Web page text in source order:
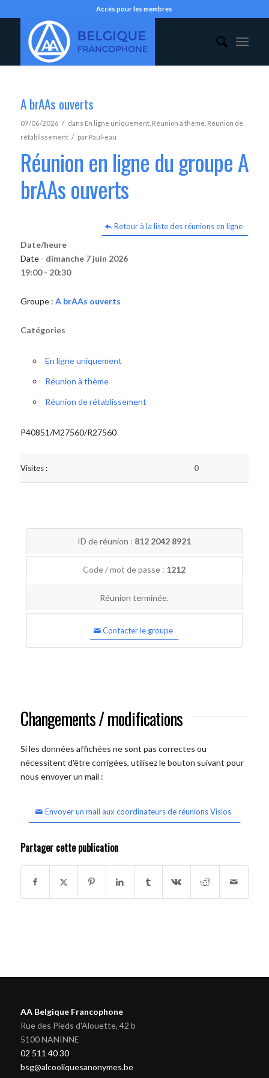
Accès pour les membres
A brAAs ouverts
07/06/2026 / dans En ligne uniquement, Réunion à thème Réunion de
rétablissement / par Paul-eau
Réunion en ligne du groupe A
brAAs ouverts
Retour à la liste des réunions en ligne
Date/heure
Date - dimanche 7 juin 2026
19:00 - 20:30
Groupe : A brAAs ouverts
Catégories
En ligne uniquement
Réunion à thème
Réunion de rétablissement
P40851/M27560/R27560
Visites : 0
ID de réunion : 812 2042 8921
Code / mot de passe : 1212
Réunion terminée.
Contacter le groupe
Changements / modifications
Si les données affichées ne sont pas correctes ou
nécessitent d'être corrigées, utilisez le bouton suivant pour
nous envoyer un mail :
Envoyer un mail aux coordinateurs de réunions Visios
Partager cette publication
AA Belgique Francophone
Rue des Pieds d'Alouette, 42 b
5100 NANINNE
02 511 40 30
bsg@alcooliquesanonymes.be